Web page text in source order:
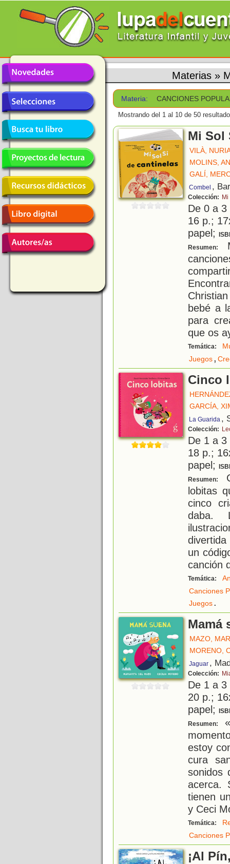
Materias »
Materia: CANCIONES
Mostrando del 1 al 10 de 50
Mi Sol
VILÀ,
MOLINS,
GALÍ,
Combel ,
Colección:
De 0 a
16 p.;
papel;
Resumen:
bebé a
para
que os
Temática:
Juegos,
Cinco
GARCÍA,
La Guarida ,
Colección:
De 1 a
18 p.;
papel;
Resumen:
lobitas
cinco
daba.
un
canción
Temática:
Canciones
Juegos.
Mamá
MAZO,
MORENO,
Jaguar ,
Colección:
De 1 a
20 p.;
papel;
Resumen:
estoy
cura
sonidos
acerca.
tienen
y Ceci
Temática:
Canciones
¡Al